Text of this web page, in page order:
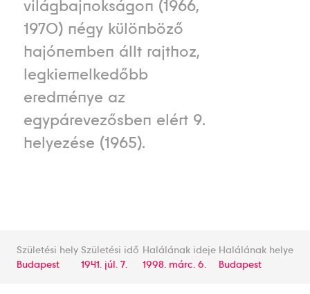
világbajnokságon (1966,
1970) négy különböző
hajónemben állt rajthoz,
legkiemelkedőbb
eredménye az
egypárevezősben elért 9.
helyezése (1965).
Születési hely
Budapest
Születési idő
1941. júl. 7.
Halálának ideje
1998. márc. 6.
Halálának helye
Budapest